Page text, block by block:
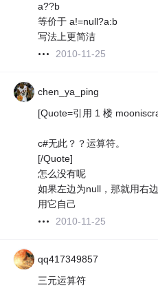
a??b
等价于 a!=null?a:b
写法上更简洁
2010-11-25
chen_ya_ping
[Quote=引用 1 楼
c#无此？？运算符。
[/Quote]
怎么没有呢
如果左边为null，那就用右
用它自己
2010-11-25
qq417349857
三元运算符